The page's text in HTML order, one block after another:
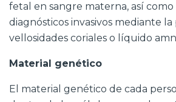
fetal en sangre materna, así
diagnósticos invasivos mediante
vellosidades coriales o líquido
Material genético
El material genético de cada